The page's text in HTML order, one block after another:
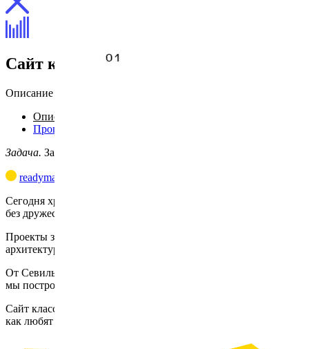
Сайт компании «Сапро»
Описание
Описание
Процесс
Задача. Задизайнить сайт.
readymag.com/artlebedev/sapro
Сегодня хрен построишь дом в Испании
без дружеской строительной компании!
Проекты зданий от большого и до малого —
архитектурное бюро Романа Чалого!
От Севильи до Гранады
мы построим так, как надо!
Сайт классный, сделан в черно-желтой гамме,
как любят посетители с деньгами.